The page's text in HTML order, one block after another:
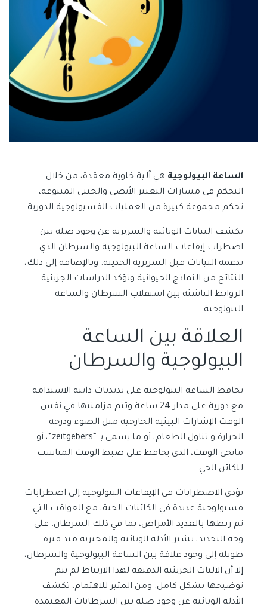
الساعة البيولوجية هي آلية خلوية معقدة، من خلال
التحكم في مسارات التعبير الأيضي والجيني المتنوعة،
تحكم مجموعة كبيرة من العمليات الفسيولوجية الدورية.
تكشف البيانات الوبائية والسريرية عن وجود صلة بين
اضطراب إيقاعات الساعة البيولوجية والسرطان الذي
تدعمه البيانات قبل السريرية الحديثة. وبالإضافة إلى ذلك،
النتائج من النماذج الحيوانية وتؤكد الدراسات الجزيئية
الروابط الناشئة بين استقلاب السرطان والساعة
البيولوجية.
العلاقة بين الساعة
البيولوجية والسرطان
تحافظ الساعة البيولوجية على تذبذبات ذاتية الاستدامة
مع دورية على مدار 24 ساعة وتتم مزامنتها في نفس
الوقت الإشارات البيئية الخارجية مثل الضوء ودرجة
الحرارة و تناول الطعام، أو ما يسمى بـ “zeitgebers”، أو
مانحي الوقت، الذي يحافظ على ضبط الوقت المناسب
للكائن الحي.
تؤدي الاضطرابات في الإيقاعات البيولوجية إلى اضطرابات
فسيولوجية عديدة في الكائنات الحية، مع العواقب التي
تم ربطها بالعديد الأمراض، بما في ذلك السرطان. على
وجه التحديد، تشير الأدلة الوبائية والمخبرية منذ فترة
طويلة إلى وجود علاقة بين الساعة البيولوجية والسرطان،
إلا أن الآليات الجزيئية الدقيقة لهذا الارتباط لم يتم
توضيحها بشكل كامل. ومن المثير للاهتمام، تكشف
الأدلة الوبائية عن وجود صلة بين السرطانات المعتمدة